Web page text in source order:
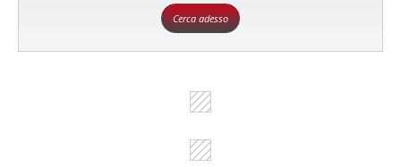
Cerca adesso